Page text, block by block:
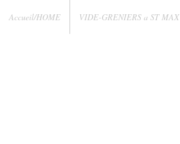
Accueil/HOME VIDE-GRENIERS a ST MAX